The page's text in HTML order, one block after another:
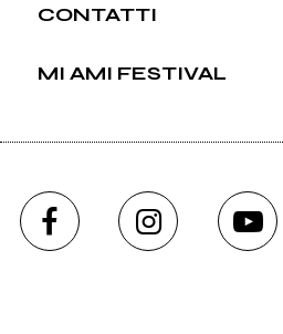
CONTATTI
MI AMI FESTIVAL